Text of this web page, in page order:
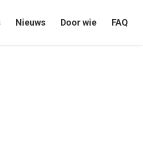
Nieuws Door wie FAQ